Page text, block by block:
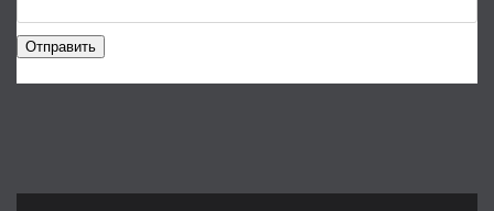
Отправить